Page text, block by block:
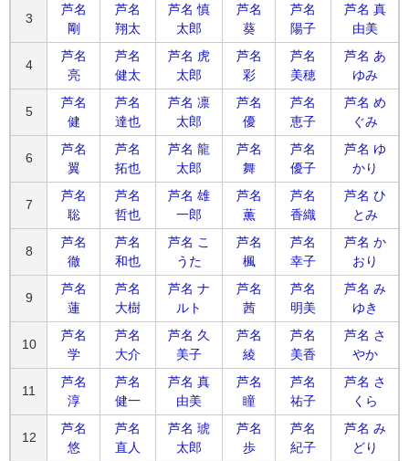
3
芦名
剛
芦名
翔太
芦名 慎
太郎
芦名
葵
芦名
陽子
芦名 真
由美
4
芦名
亮
芦名
健太
芦名 虎
太郎
芦名
彩
芦名
美穂
芦名 あ
ゆみ
5
芦名
健
芦名
達也
芦名 凛
太郎
芦名
優
芦名
恵子
芦名 め
ぐみ
6
芦名
翼
芦名
拓也
芦名 龍
太郎
芦名
舞
芦名
優子
芦名 ゆ
かり
7
芦名
聡
芦名
哲也
芦名 雄
一郎
芦名
薫
芦名
香織
芦名 ひ
とみ
8
芦名
徹
芦名
和也
芦名 こ
うた
芦名
楓
芦名
幸子
芦名 か
おり
9
芦名
蓮
芦名
大樹
芦名 ナ
ルト
芦名
茜
芦名
明美
芦名 み
ゆき
10
芦名
学
芦名
大介
芦名 久
美子
芦名
綾
芦名
美香
芦名 さ
やか
11
芦名
淳
芦名
健一
芦名 真
由美
芦名
瞳
芦名
祐子
芦名 さ
くら
12
芦名
悠
芦名
直人
芦名 琥
太郎
芦名
歩
芦名
紀子
芦名 み
どり